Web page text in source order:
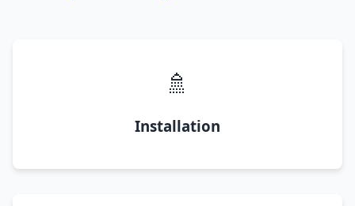
🚿
Installation